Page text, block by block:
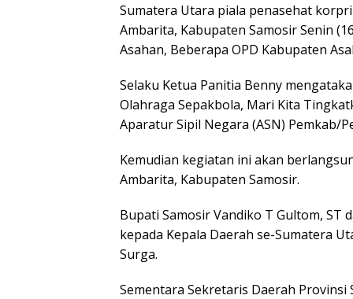
Sumatera Utara piala penasehat
Ambarita, Kabupaten Samosir Senin
Asahan, Beberapa OPD Kabupaten
Selaku Ketua Panitia Benny
Olahraga Sepakbola, Mari Kita
Aparatur Sipil Negara (ASN) Pemkab/
Kemudian kegiatan ini akan
Ambarita, Kabupaten Samosir.
Bupati Samosir Vandiko T Gultom, ST
kepada Kepala Daerah se-Sumatera
Surga.
Sementara Sekretaris Daerah